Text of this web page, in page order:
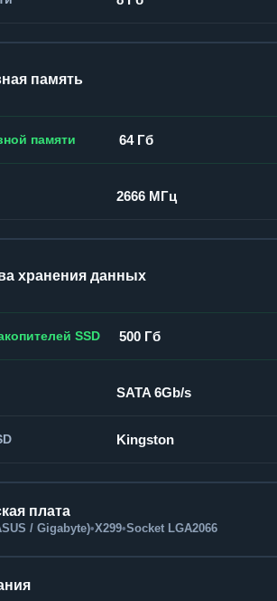
память
памяти 64 Гб
2666 МГц
хранения данных
SSD 500 Гб
SATA 6Gb/s
Kingston
плата
/ Gigabyte)•X299•Socket LGA2066